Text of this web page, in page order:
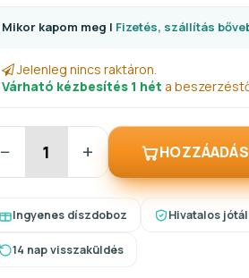
Mikor kapom meg | Fizetés, szállítás
Jelenleg nincs raktáron.
Várható kézbesítés 1 hét a
− +
Ingyenes díszdoboz Hivatalos
14 nap visszaküldés